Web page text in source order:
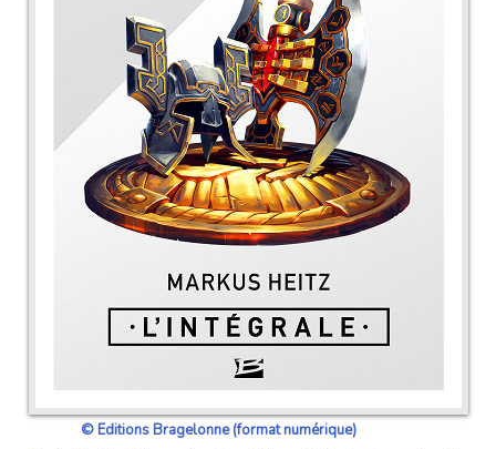
© Editions Bragelonne (format numérique)